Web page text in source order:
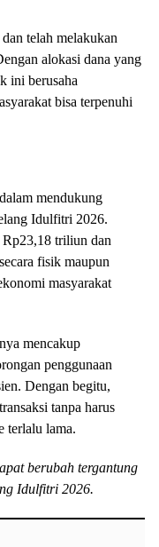
telah melakukan
alokasi dana yang
ini berusaha
bisa terpenuhi
mendukung
Idulfitri 2026.
Rp23,18 triliun dan
fisik maupun
masyarakat
mencakup
penggunaan
Dengan begitu,
tanpa harus
terlalu lama.
berubah tergantung
Idulfitri 2026.